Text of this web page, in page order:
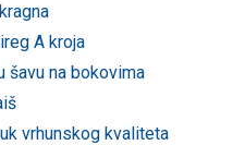
A kroja
šavu na bokovima
vrhunskog kvaliteta